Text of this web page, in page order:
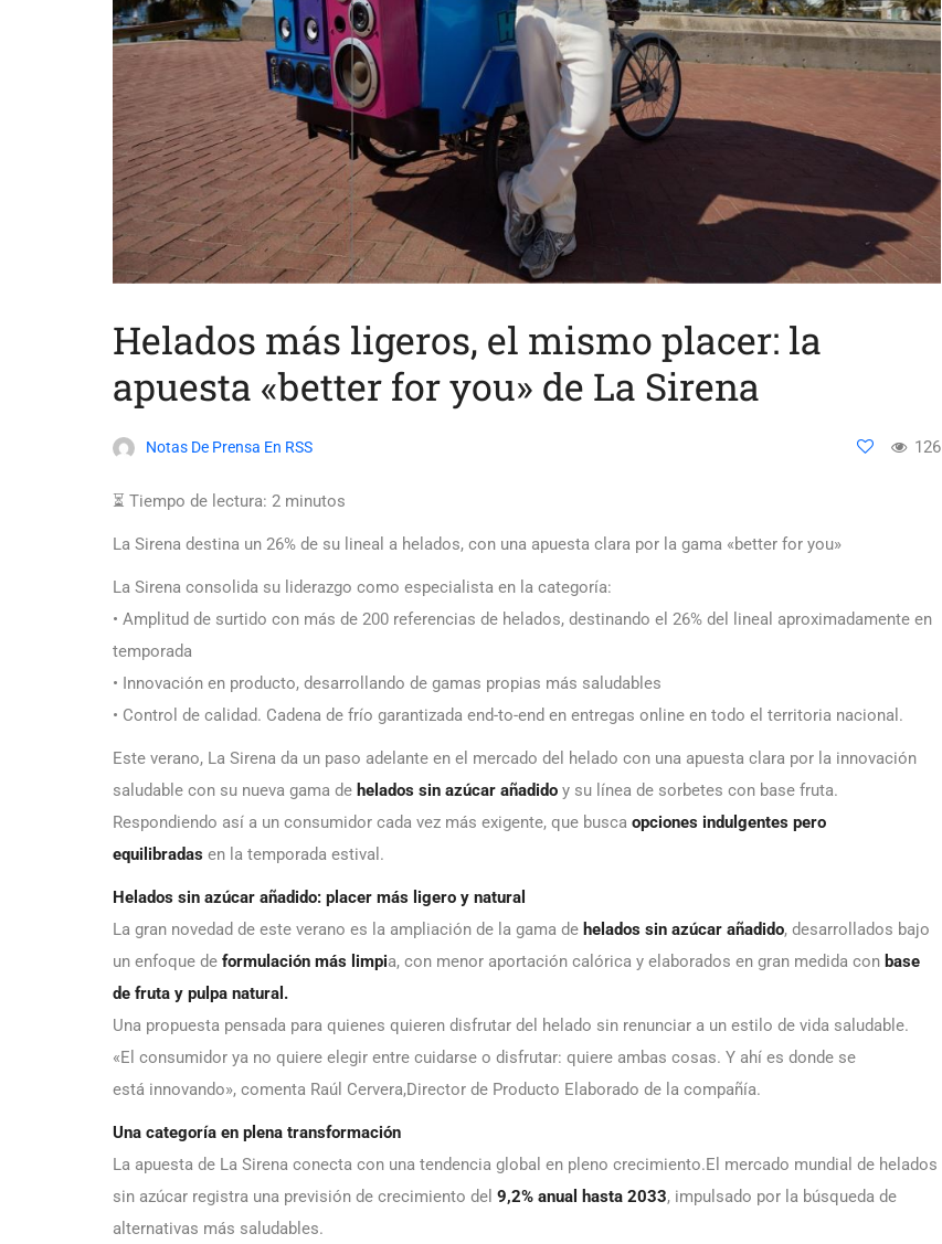
Helados más ligeros, el mismo placer: la
apuesta «better for you» de La Sirena
Notas De Prensa En RSS 126
⏳ Tiempo de lectura: 2 minutos
La Sirena destina un 26% de su lineal a helados, con una apuesta clara por la gama «better for you»
La Sirena consolida su liderazgo como especialista en la categoría:
• Amplitud de surtido con más de 200 referencias de helados, destinando el 26% del lineal aproximadamente en
temporada
• Innovación en producto, desarrollando de gamas propias más saludables
• Control de calidad. Cadena de frío garantizada end-to-end en entregas online en todo el territoria nacional.
Este verano, La Sirena da un paso adelante en el mercado del helado con una apuesta clara por la innovación
saludable con su nueva gama de helados sin azúcar añadido y su línea de sorbetes con base fruta.
Respondiendo así a un consumidor cada vez más exigente, que busca opciones indulgentes pero
equilibradas en la temporada estival.
Helados sin azúcar añadido: placer más ligero y natural
La gran novedad de este verano es la ampliación de la gama de helados sin azúcar añadido, desarrollados bajo
un enfoque de formulación más limpia, con menor aportación calórica y elaborados en gran medida con base
de fruta y pulpa natural.
Una propuesta pensada para quienes quieren disfrutar del helado sin renunciar a un estilo de vida saludable.
«El consumidor ya no quiere elegir entre cuidarse o disfrutar: quiere ambas cosas. Y ahí es donde se
está innovando», comenta Raúl Cervera,Director de Producto Elaborado de la compañía.
Una categoría en plena transformación
La apuesta de La Sirena conecta con una tendencia global en pleno crecimiento.El mercado mundial de helados
sin azúcar registra una previsión de crecimiento del 9,2% anual hasta 2033, impulsado por la búsqueda de
alternativas más saludables.